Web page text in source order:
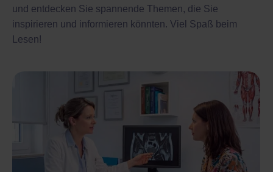
und entdecken Sie spannende Themen, die Sie
inspirieren und informieren könnten. Viel Spaß beim
Lesen!